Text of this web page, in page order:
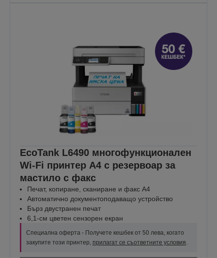
EcoTank L6490 многофункционален
Wi-Fi принтер A4 с резервоар за
мастило с факс
Печат, копиране, сканиране и факс А4
Автоматично документоподаващо устройство
Бърз двустранен печат
6,1-см цветен сензорен екран
Специална оферта - Получете кешбек от 50 лева, когато
закупите този принтер, прилагат се съответните условия.